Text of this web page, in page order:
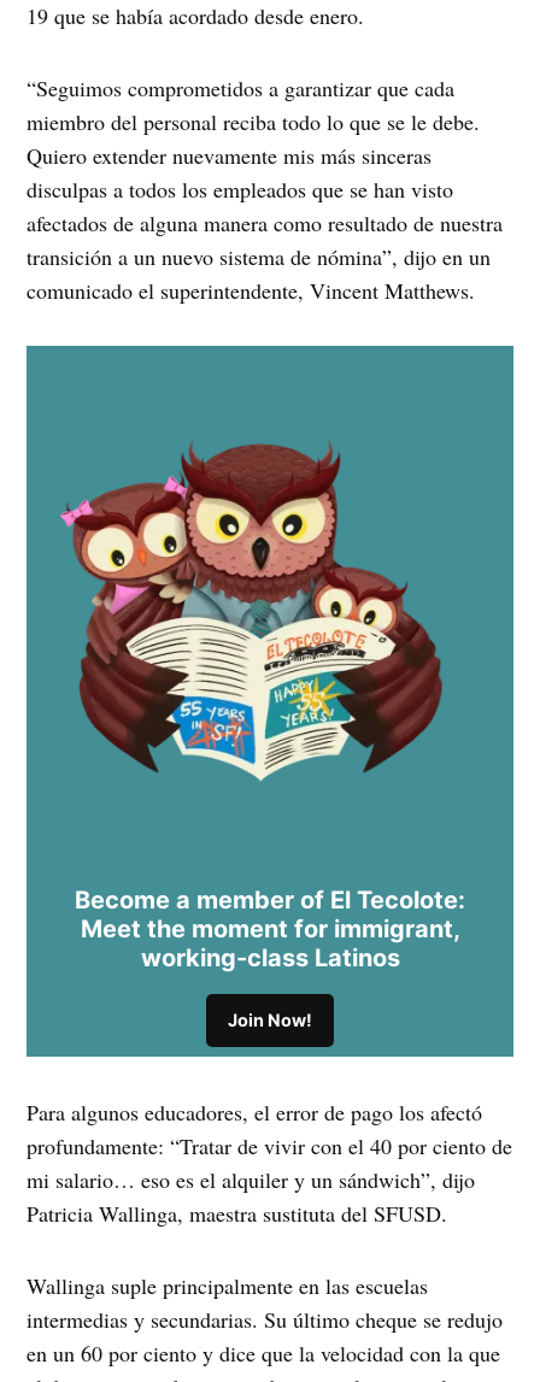
19 que se había acordado desde enero.
“Seguimos comprometidos a garantizar que cada
miembro del personal reciba todo lo que se le debe.
Quiero extender nuevamente mis más sinceras
disculpas a todos los empleados que se han visto
afectados de alguna manera como resultado de nuestra
transición a un nuevo sistema de nómina”, dijo en un
comunicado el superintendente, Vincent Matthews.
Become a member of El Tecolote:
Meet the moment for immigrant,
working-class Latinos
Join Now!
Para algunos educadores, el error de pago los afectó
profundamente: “Tratar de vivir con el 40 por ciento de
mi salario… eso es el alquiler y un sándwich”, dijo
Patricia Wallinga, maestra sustituta del SFUSD.
Wallinga suple principalmente en las escuelas
intermedias y secundarias. Su último cheque se redujo
en un 60 por ciento y dice que la velocidad con la que